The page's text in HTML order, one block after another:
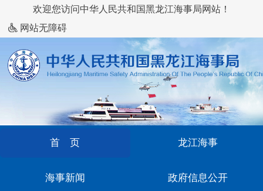
欢迎您访问中华人民共和国黑龙江海事局网站！
网站无障碍
首 页 龙江海事
海事新闻 政府信息公开